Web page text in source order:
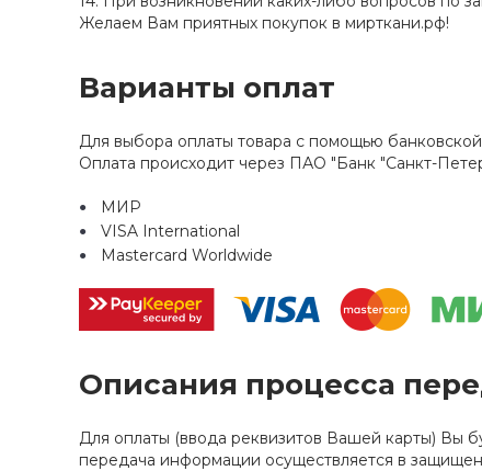
Желаем Вам приятных покупок в мирткани.рф!
Варианты оплат
Для выбора оплаты товара с помощью
Оплата происходит через ПАО "Банк "Санкт-
МИР
VISA International
Mastercard Worldwide
Описания процесса
Для оплаты (ввода реквизитов Вашей карты)
передача информации осуществляется в